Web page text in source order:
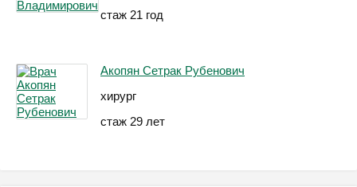
стаж 21 год
Акопян Сетрак Рубенович
хирург
стаж 29 лет